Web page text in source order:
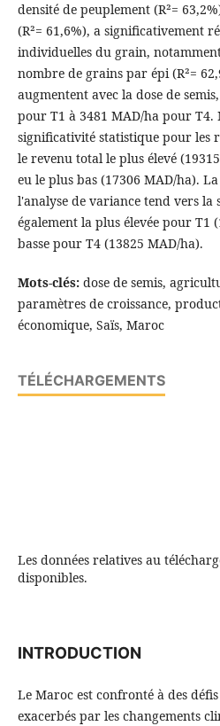
densité de peuplement (R²=
(R²= 61,6%), a significativement
individuelles du grain, notamment
nombre de grains par épi (R²=
augmentent avec la dose de
pour T1 à 3481 MAD/ha pour T4.
significativité statistique pour les
le revenu total le plus élevé
eu le plus bas (17306 MAD/ha).
l'analyse de variance tend vers la
également la plus élevée pour T1
basse pour T4 (13825 MAD/ha).
Mots-clés:dose de semis,
paramètres de croissance,
économique, Saïs, Maroc
TÉLÉCHARGEMENTS
Les données relatives au
disponibles.
INTRODUCTION
Le Maroc est confronté à des
exacerbés par les changements